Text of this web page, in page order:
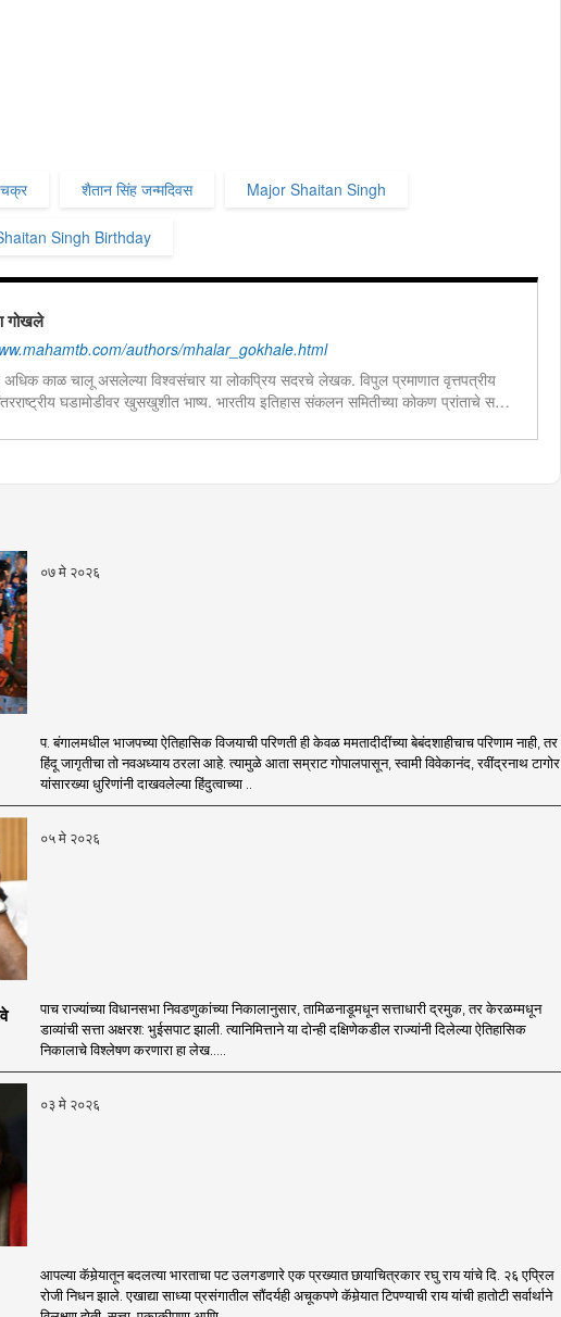
चक्र शैतान सिंह जन्मदिवस Major Shaitan Singh
Singh Birthday
गोखले
authors/mhalar_gokhale.html
अधिक काळ चालू असलेल्या विश्वसंचार या लोकप्रिय सदरचे लेखक. विपुल प्रमाणात वृत्तपत्रीय
घडामोडीवर खुसखुशीत भाष्य. भारतीय इतिहास संकलन समितीच्या कोकण प्रांताचे सचिव.
०७ मे २०२६
प. बंगालमधील भाजपच्या ऐतिहासिक विजयाची परिणती ही केवळ ममतादीदींच्या बेबंदशाहीचाच परिणाम नाही, तर
हिंदू जागृतीचा तो नवअध्याय ठरला आहे. त्यामुळे आता सम्राट गोपालपासून, स्वामी विवेकानंद, रवींद्रनाथ टागोर
यांसारख्या धुरिणांनी दाखवलेल्या हिंदुत्वाच्या ..
०५ मे २०२६
पाच राज्यांच्या विधानसभा निवडणुकांच्या निकालानुसार, तामिळनाडूमधून सत्ताधारी द्रमुक, तर केरळम्मधून
डाव्यांची सत्ता अक्षरश: भुईसपाट झाली. त्यानिमित्ताने या दोन्ही दक्षिणेकडील राज्यांनी दिलेल्या ऐतिहासिक
निकालाचे विश्लेषण करणारा हा लेख.....
०३ मे २०२६
आपल्या कॅमेर्‍यातून बदलत्या भारताचा पट उलगडणारे एक प्रख्यात छायाचित्रकार रघु राय यांचे दि. २६ एप्रिल
रोजी निधन झाले. एखाद्या साध्या प्रसंगातील सौंदर्यही अचूकपणे कॅमेर्‍यात टिपण्याची राय यांची हातोटी सर्वार्थाने